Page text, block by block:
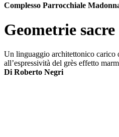
Complesso Parrocchiale
Geometrie sacre
Un linguaggio architettonico carico
all’espressività del grès effetto
Di Roberto Negri